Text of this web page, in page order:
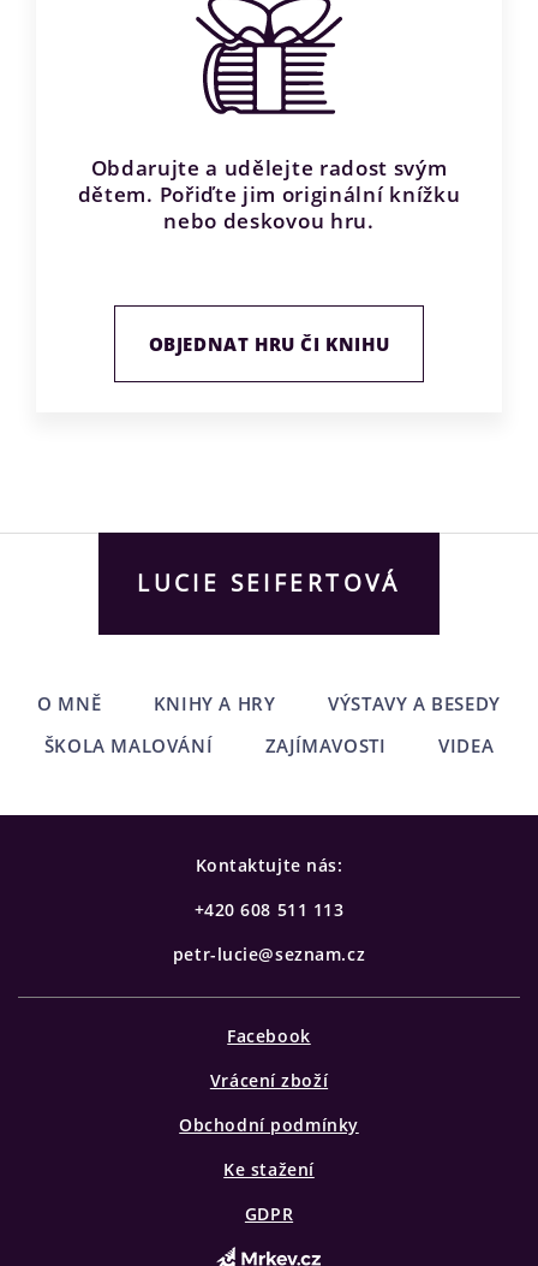
Obdarujte a udělejte radost svým
dětem. Pořiďte jim originální knížku
nebo deskovou hru.
OBJEDNAT HRU ČI KNIHU
LUCIE SEIFERTOVÁ
O MNĚ KNIHY A HRY
VÝSTAVY A BESEDY
ŠKOLA MALOVÁNÍ
ZAJÍMAVOSTI VIDEA
Kontaktujte nás:
+420 608 511 113
petr-lucie@seznam.cz
Facebook
Vrácení zboží
Obchodní podmínky
Ke stažení
GDPR